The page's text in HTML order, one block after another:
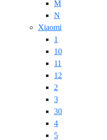
M
N
Xiaomi
1
10
11
12
2
3
30
4
5